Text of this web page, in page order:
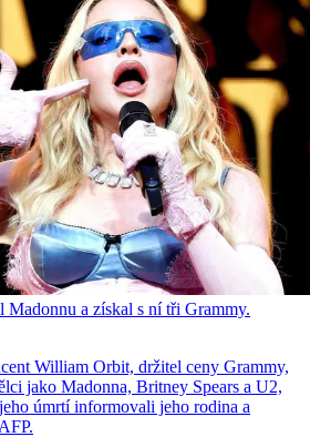
Madonnu a získal s ní tři Grammy.
William Orbit, držitel ceny Grammy,
jako Madonna, Britney Spears a U2,
úmrtí informovali jeho rodina a